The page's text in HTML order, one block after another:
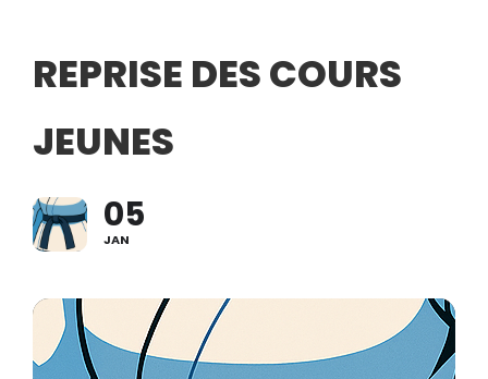
REPRISE DES COURS
JEUNES
05
JAN